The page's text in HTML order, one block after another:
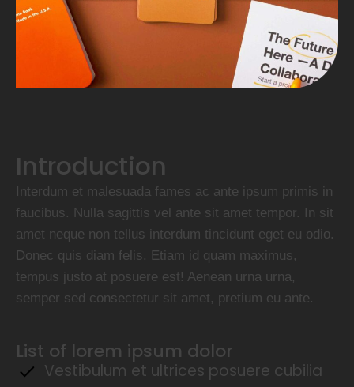
Introduction
Interdum et malesuada fames ac ante ipsum primis in
faucibus. Nulla sagittis vel ante sit amet tempor. In sit
amet neque non tellus interdum tincidunt eget eu odio.
Donec quis diam felis. Etiam id quam maximus,
tempus justo at posuere est! Aenean urna urna,
semper sed consectetur sit amet, pretium eu ante.
List of lorem ipsum dolor
Vestibulum et ultrices posuere cubilia